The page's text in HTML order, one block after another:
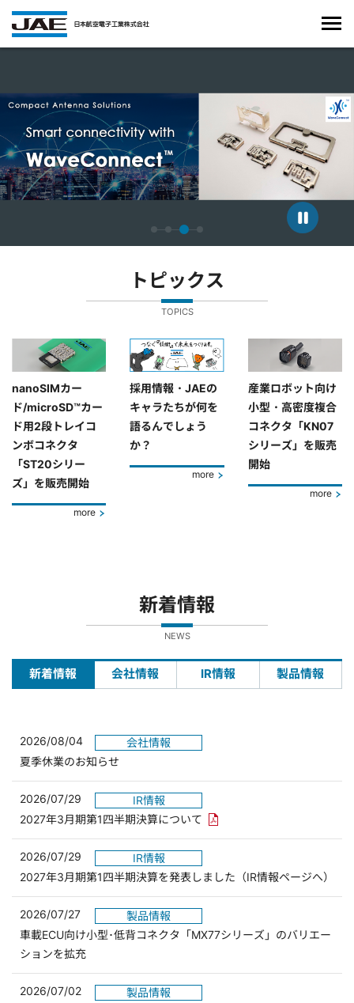
トピックス
TOPICS
nanoSIMカー
ド/microSD™カー
ド用2段トレイコ
ンボコネクタ
「ST20シリー
ズ」を販売開始
more
採用情報・JAEの
キャラたちが何を
語るんでしょう
か？
more
産業ロボット向け
小型・高密度複合
コネクタ「KN07
シリーズ」を販売
開始
more
新着情報
NEWS
新着情報 会社情報 IR情報 製品情報
2026/08/04
会社情報
夏季休業のお知らせ
2026/07/29
IR情報
2027年3月期第1四半期決算について PDFリンクを新しいウィンド
2026/07/29
IR情報
2027年3月期第1四半期決算を発表しました（IR情報ページへ）
2026/07/27
製品情報
車載ECU向け小型･低背コネクタ「MX77シリーズ」のバリエー
ションを拡充
2026/07/02
製品情報